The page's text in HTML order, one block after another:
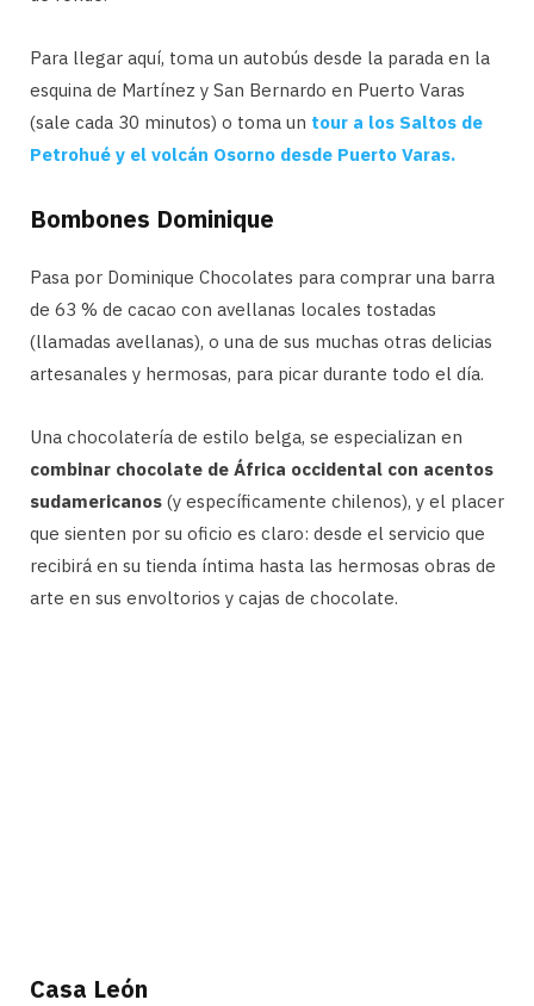
Para llegar aquí, toma un autobús desde la parada en la
esquina de Martínez y San Bernardo en Puerto Varas
(sale cada 30 minutos) o toma un tour a los Saltos de
Petrohué y el volcán Osorno desde Puerto Varas.
Bombones Dominique
Pasa por Dominique Chocolates para comprar una barra
de 63 % de cacao con avellanas locales tostadas
(llamadas avellanas), o una de sus muchas otras delicias
artesanales y hermosas, para picar durante todo el día.
Una chocolatería de estilo belga, se especializan en
combinar chocolate de África occidental con acentos
sudamericanos (y específicamente chilenos), y el placer
que sienten por su oficio es claro: desde el servicio que
recibirá en su tienda íntima hasta las hermosas obras de
arte en sus envoltorios y cajas de chocolate.
Casa León